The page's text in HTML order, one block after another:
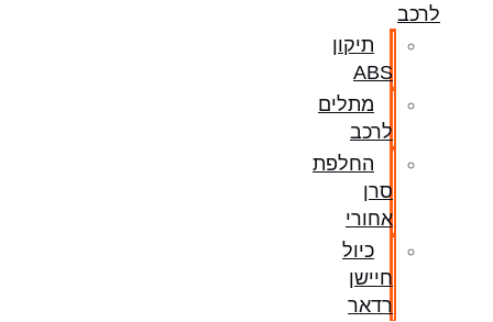
לרכב
תיקון
ABS
מתלים
לרכב
החלפת
סרן
אחורי
כיול
חיישן
רדאר